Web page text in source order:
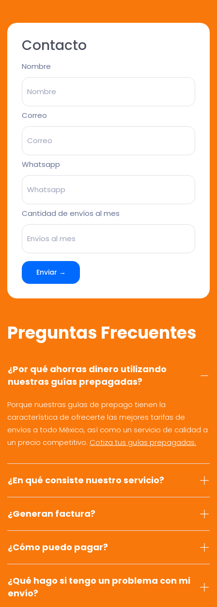
Contacto
Nombre
Correo
Whatsapp
Cantidad de envíos al mes
Enviar →
Preguntas Frecuentes
¿Por qué ahorras dinero utilizando
nuestras guías prepagadas?
Porque nuestras guías de prepago tienen la
característica de ofrecerte las mejores tarifas de
envíos a todo México, así como un servicio de calidad a
un precio competitivo. Cotiza tus guías prepagadas.
¿En qué consiste nuestro servicio?
¿Generan factura?
¿Cómo puedo pagar?
¿Qué hago si tengo un problema con mi
envío?